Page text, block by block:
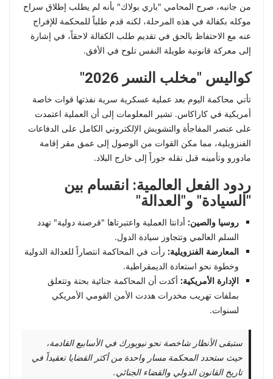
من جانبه، صرح المحامي "باري بولاك" بأنه لم يطلب إطلاق سراح
موكله بكفالة في هذه المرحلة، لكنه قدم طلباً للمحكمة للإفراج
عنه مع الاحتفاظ بالحق في تقديم طلب الكفالة لاحقاً، في إشارة
إلى معركة قانونية طويلة النفس تلوح في الأفق.
كواليس "مخلب النسر 2026"
تأتي محاكمة اليوم بعد عملية عسكرية سرية نفذتها قوات خاصة
أمريكية في كاراكاس. تشير المعلومات إلى أن العملية اعتمدت
على عنصر المفاجأة والتشويش الإلكتروني الكامل على الدفاعات
الفنزويلية، مما مكن القوات من الوصول إلى عمق مقر إقامة
مادورو وتأمينه قبل نقله جوراً إلى خارج البلاد.
ردود الفعل العالمية: انقسام بين
"السيادة" و"العدالة"
روسيا والصين: أدانتا العملية واعتبرتاها "قرصنة دولية" تهدد
السلم العالمي وتتجاوز سيادة الدول.
المعارضة الفنزويلية: رأت في المحاكمة انتصاراً للعدالة الدولية
وخطوة نحو استعادة الديمقراطية.
الإدارة الأمريكية: أكدت أن المحاكمة جنائية بحتة وتتعلق
بملفات تهريب مخدرات هددت الأمن القومي الأمريكي
لسنوات.
ستبقى الأنظار شاخصة نحو نيويورك في الأسابيع القادمة،
حيث ستحدد المحكمة مسار واحدة من أكثر القضايا تعقيداً في
تاريخ القانون الدولي والقضاء الجنائي.